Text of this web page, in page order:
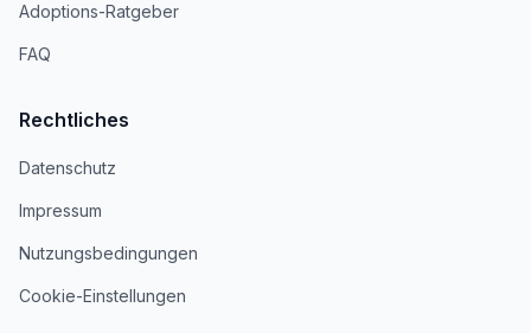
Adoptions-Ratgeber
FAQ
Rechtliches
Datenschutz
Impressum
Nutzungsbedingungen
Cookie-Einstellungen